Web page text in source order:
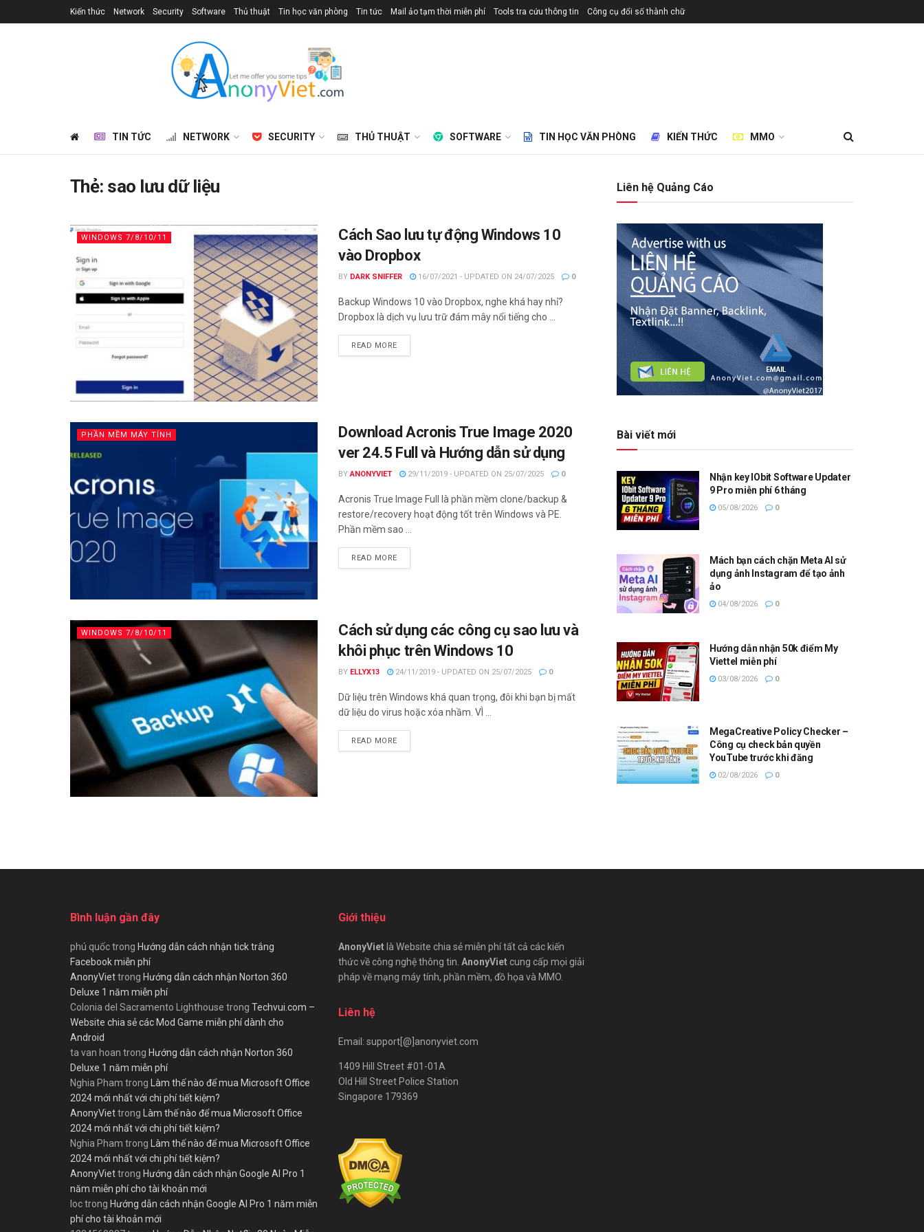
Kiến thức Network Security Software Thủ thuật Tin học văn phòng Tin tức Mail ảo tạm thời miễn phí Tools tra cứu thông tin Công cụ đổi số thành chữ
TIN TỨC NETWORK SECURITY THỦ THUẬT SOFTWARE TIN HỌC VĂN PHÒNG KIẾN THỨC MMO
Thẻ: sao lưu dữ liệu
WINDOWS 7/8/10/11
Cách Sao lưu tự động Windows 10
vào Dropbox
BY DARK SNIFFER 16/07/2021 - UPDATED ON 24/07/2025 0
Backup Windows 10 vào Dropbox, nghe khá hay nhỉ?
Dropbox là dịch vụ lưu trữ đám mây nổi tiếng cho ...
READ MOREDETAILS
PHẦN MỀM MÁY TÍNH
Download Acronis True Image 2020
ver 24.5 Full và Hướng dẫn sử dụng
BY ANONYVIET 29/11/2019 - UPDATED ON 25/07/2025 0
Acronis True Image Full là phần mềm clone/backup &
restore/recovery hoạt động tốt trên Windows và PE.
Phần mềm sao ...
READ MOREDETAILS
WINDOWS 7/8/10/11
Cách sử dụng các công cụ sao lưu và
khôi phục trên Windows 10
BY ELLYX13 24/11/2019 - UPDATED ON 25/07/2025 0
Dữ liệu trên Windows khá quan trọng, đôi khi bạn bị mất
dữ liệu do virus hoặc xóa nhầm. VÌ ...
READ MOREDETAILS
Liên hệ Quảng Cáo
Bài viết mới
Nhận key IObit Software Updater
9 Pro miễn phí 6 tháng
05/08/2026 0
Mách bạn cách chặn Meta AI sử
dụng ảnh Instagram để tạo ảnh
ảo
04/08/2026 0
Hướng dẫn nhận 50k điểm My
Viettel miễn phí
03/08/2026 0
MegaCreative Policy Checker –
Công cụ check bản quyền
YouTube trước khi đăng
02/08/2026 0
Bình luận gần đây
phú quốctrong Hướng dẫn cách nhận tick trắng
Facebook miễn phí
AnonyViettrong Hướng dẫn cách nhận Norton 360
Deluxe 1 năm miễn phí
Colonia del Sacramento Lighthouse trong Techvui.com –
Website chia sẻ các Mod Game miễn phí dành cho
Android
ta van hoan trong Hướng dẫn cách nhận Norton 360
Deluxe 1 năm miễn phí
Nghia Pham trong Làm thế nào để mua Microsoft Office
2024 mới nhất với chi phí tiết kiệm?
AnonyViettrong Làm thế nào để mua Microsoft Office
2024 mới nhất với chi phí tiết kiệm?
Nghia Pham trong Làm thế nào để mua Microsoft Office
2024 mới nhất với chi phí tiết kiệm?
AnonyViettrong Hướng dẫn cách nhận Google AI Pro 1
năm miễn phí cho tài khoản mới
loctrong Hướng dẫn cách nhận Google AI Pro 1 năm miễn
phí cho tài khoản mới
Giới thiệu
AnonyVietlà Website chia sẻ miễn phí tất cả các kiến
thức về công nghệ thông tin. AnonyViet cung cấp mọi giải
pháp về mạng máy tính, phần mềm, đồ họa và MMO.
Liên hệ
Email: support[@]anonyviet.com
1409 Hill Street #01-01A
Old Hill Street Police Station
Singapore 179369